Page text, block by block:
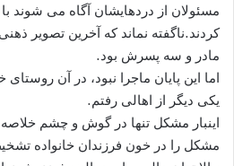
مسئولان از دردهایشان آگاه می شوند
کردند.ناگفته نماند که آخرین تصویر
مادر و سه پسرش بود.
اما این پایان ماجرا نبود، در آن
یکی دیگر از اهالی رفتم.
اینبار مشکل تنها در گوش و چشم
مشکل را در خون فرزندان خانواده